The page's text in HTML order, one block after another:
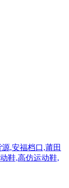
,安福档口,莆田
鞋,高仿运动鞋,